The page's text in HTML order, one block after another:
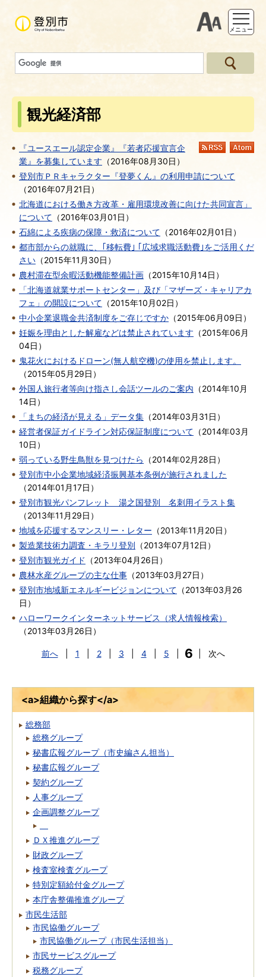
支援ツー
メニュー
観光経済部
RSS
『ユースエール認定企業』『若者応援宣言企
業』を募集しています （2016年08月30日 ）
登別市ＰＲキャラクター『登夢くん』の利用申請について
（2016年07月21日 ）
北海道における働き方改革・雇用環境改善に向けた共同宣言」
について （2016年03月01日 ）
石綿による疾病の保障・救済について （2016年02月01日 ）
都市部からの就職に、｢移転費｣ ｢広域求職活動費｣をご活用くだ
さい （2015年11月30日 ）
農村滞在型余暇活動機能整備計画 （2015年10月14日 ）
「北海道就業サポートセンター」及び「マザーズ・キャリアカ
フェ」の開設について （2015年10月02日 ）
中小企業退職金共済制度をご存じですか （2015年06月09日 ）
妊娠を理由とした解雇などは禁止されています （2015年06月
04日 ）
鬼花火におけるドローン(無人航空機)の使用を禁止します。
（2015年05月29日 ）
外国人旅行者等向け指さし会話ツールのご案内 （2014年10月
14日 ）
「まちの経済が見える」データ集 （2014年03月31日 ）
経営者保証ガイドライン対応保証制度について （2014年03月
10日 ）
弱っている野生鳥獣を見つけたら
（2014年02月28日 ）
登別市中小企業地域経済振興基本条例が施行されました
（2014年01月17日 ）
登別市観光パンフレット 湯之国登別 名刺用イラスト集
（2013年11月29日 ）
地域を応援するマンスリー・レター （2013年11月20日 ）
製造業技術力調査・キラリ登別 （2013年07月12日 ）
登別市観光ガイド
（2013年04月26日 ）
農林水産グループの主な仕事 （2013年03月27日 ）
登別市地域新エネルギービジョンについて （2013年03月26
日 ）
ハローワークインターネットサービス（求人情報検索）
（2013年03月26日 ）
前へ 1 2 3 4 5 6 次へ
<a>組織から探す</a>
総務部
総務グループ
秘書広報グループ（市史編さん担当）
秘書広報グループ
契約グループ
人事グループ
企画調整グループ
ＤＸ推進グループ
財政グループ
検査室検査グループ
特別定額給付金グループ
本庁舎整備推進グループ
市民生活部
市民協働グループ
市民協働グループ（市民生活担当）
市民サービスグループ
税務グループ